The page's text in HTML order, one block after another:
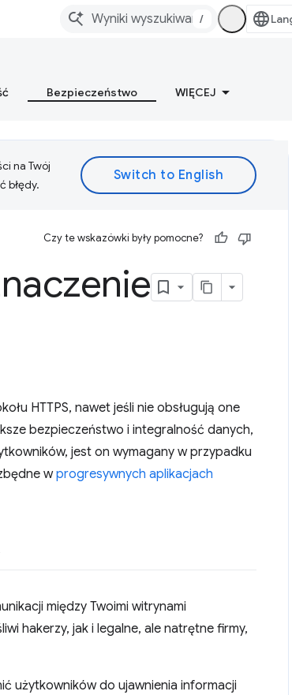
/
Bezpieczeństwo WIĘCEJ
na Twój
błędy.
Czy te wskazówki były pomocne?
HTTPS, nawet jeśli nie obsługują one
bezpieczeństwo i integralność danych,
jest on wymagany w przypadku
wprogresywnych aplikacjach
między Twoimi witrynami
hakerzy, jak i legalne, ale natrętne firmy,
użytkowników do ujawnienia informacji